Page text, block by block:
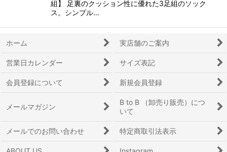
組】 足裏のクッション性に優れた3足組のソック
ス。シンプル…
ホーム 実店舗のご案内
営業日カレンダー サイズ表記
会員登録について 新規会員登録
メールマガジン
B to B （卸売り販売）につ
いて
メールでのお問い合わせ 特定商取引法表示